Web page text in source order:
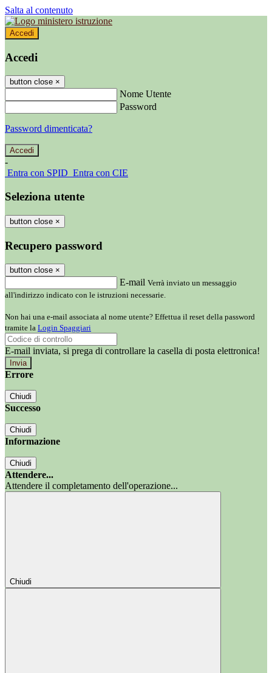
Salta al contenuto
Accedi
Accedi
button close ×
Nome Utente
Password
Password dimenticata?
-
Entra con SPID Entra con CIE
Seleziona utente
button close ×
Recupero password
button close ×
E-mail Verrà inviato un messaggio
all'indirizzo indicato con le istruzioni necessarie.
Non hai una e-mail associata al nome utente? Effettua il reset della password
tramite la Login Spaggiari
E-mail inviata, si prega di controllare la casella di posta elettronica!
Errore
Chiudi
Successo
Chiudi
Informazione
Chiudi
Attendere...
Attendere il completamento dell'operazione...
Chiudi